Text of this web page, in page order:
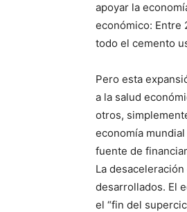
apoyar la
económico: Entre
todo el cemento
Pero esta
a la salud
otros,
economía
fuente de
La
desarrollados. El
el “fin del